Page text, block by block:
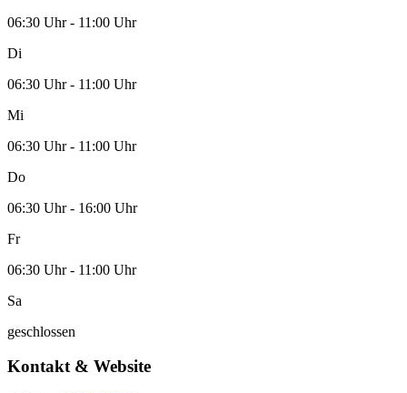
06:30 Uhr - 11:00 Uhr
Di
06:30 Uhr - 11:00 Uhr
Mi
06:30 Uhr - 11:00 Uhr
Do
06:30 Uhr - 16:00 Uhr
Fr
06:30 Uhr - 11:00 Uhr
Sa
geschlossen
Kontakt & Website